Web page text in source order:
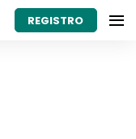
REGISTRO